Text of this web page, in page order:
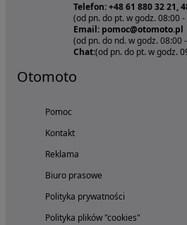
Telefon: +48 61 880 32 21,
(od pn. do pt. w godz. 08:00 -
Email: pomoc@otomoto.pl
(od pn. do nd. w godz. 08:00
Chat:(od pn. do pt. w godz.
Otomoto
Pomoc
Kontakt
Reklama
Biuro prasowe
Polityka prywatności
Polityka plików "cookies"